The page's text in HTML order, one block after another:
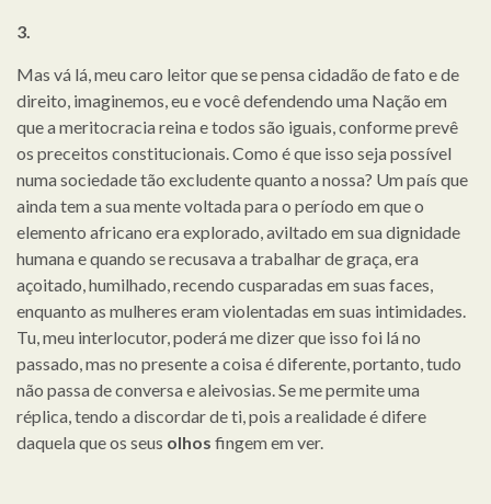
3.
Mas vá lá, meu caro leitor que se pensa cidadão de fato e de
direito, imaginemos, eu e você defendendo uma Nação em
que a meritocracia reina e todos são iguais, conforme prevê
os preceitos constitucionais. Como é que isso seja possível
numa sociedade tão excludente quanto a nossa? Um país que
ainda tem a sua mente voltada para o período em que o
elemento africano era explorado, aviltado em sua dignidade
humana e quando se recusava a trabalhar de graça, era
açoitado, humilhado, recendo cusparadas em suas faces,
enquanto as mulheres eram violentadas em suas intimidades.
Tu, meu interlocutor, poderá me dizer que isso foi lá no
passado, mas no presente a coisa é diferente, portanto, tudo
não passa de conversa e aleivosias. Se me permite uma
réplica, tendo a discordar de ti, pois a realidade é difere
daquela que os seus olhos fingem em ver.